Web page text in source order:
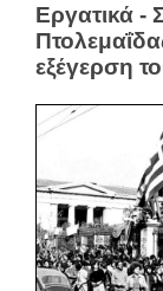
Εργατικά -
εξέγερση